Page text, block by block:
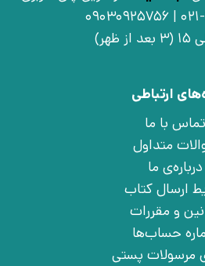
ارتباطی
تماس با ما
متداول
درباره‌ی ما
ارسال کتاب
و مقررات
حساب‌ها
مرسولات پستی